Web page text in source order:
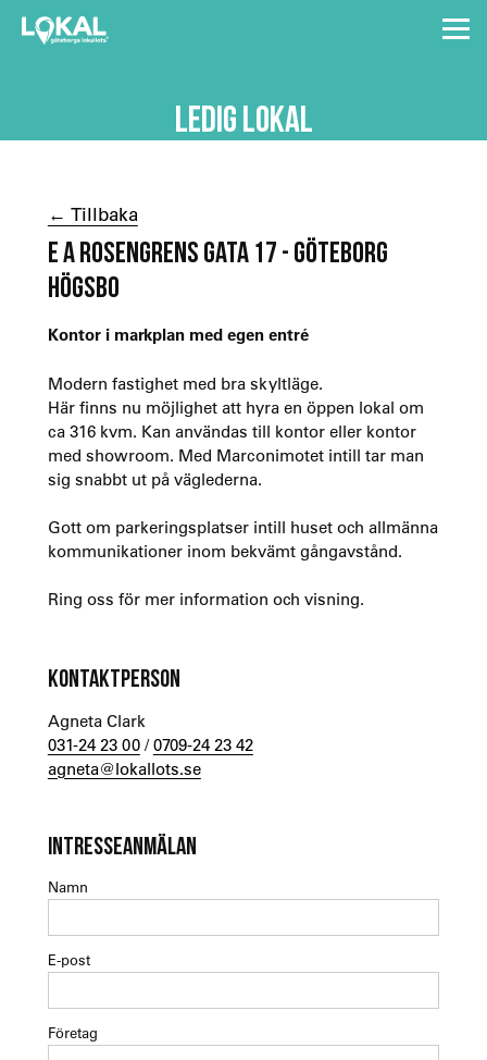
LEDIG LOKAL
← Tillbaka
E A ROSENGRENS GATA 17 - GÖTEBORG
HÖGSBO
Kontor i markplan med egen entré
Modern fastighet med bra skyltläge.
Här finns nu möjlighet att hyra en öppen lokal om
ca 316 kvm. Kan användas till kontor eller kontor
med showroom. Med Marconimotet intill tar man
sig snabbt ut på väglederna.
Gott om parkeringsplatser intill huset och allmänna
kommunikationer inom bekvämt gångavstånd.
Ring oss för mer information och visning.
KONTAKTPERSON
Agneta Clark
031-24 23 00/0709-24 23 42
agneta@lokallots.se
INTRESSEANMÄLAN
Namn
E-post
Företag